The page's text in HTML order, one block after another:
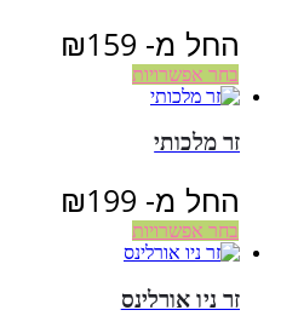
החל מ- ₪159
בחר אפשרויות
זר מלכותי
החל מ- ₪199
בחר אפשרויות
זר ניו אורלינס